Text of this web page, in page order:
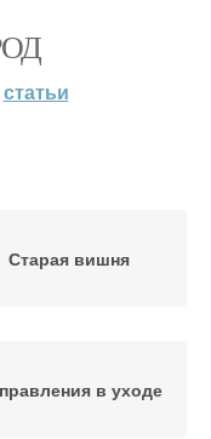
статьи
Старая вишня
в уходе